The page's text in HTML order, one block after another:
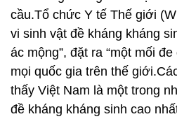
cầu.Tổ chức Y tế Thế giới
vi sinh vật đề kháng kháng
ác mộng”, đặt ra “một mối
mọi quốc gia trên thế
thấy Việt Nam là một trong
đề kháng kháng sinh cao